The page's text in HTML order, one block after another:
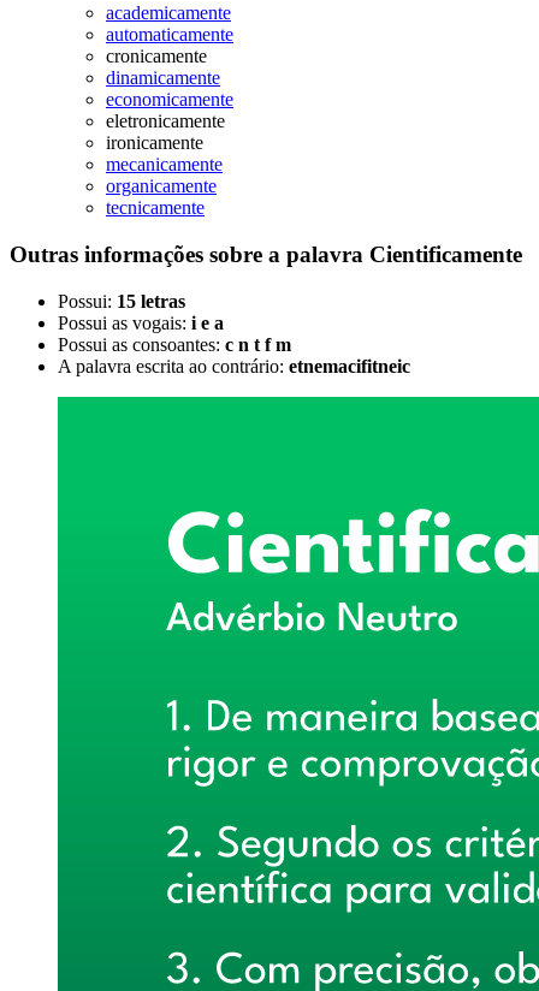
academicamente
automaticamente
cronicamente
dinamicamente
economicamente
eletronicamente
ironicamente
mecanicamente
organicamente
tecnicamente
Outras informações sobre a palavra Cientificamente
Possui: 15 letras
Possui as vogais: i e a
Possui as consoantes: c n t f m
A palavra escrita ao contrário: etnemacifitneic